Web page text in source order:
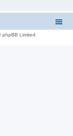
phpBB Limited